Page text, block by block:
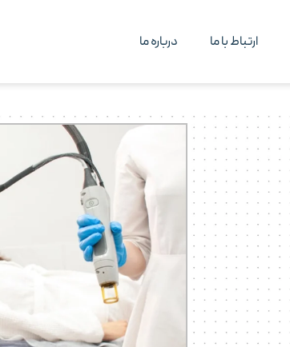
ارتباط با ما درباره ما